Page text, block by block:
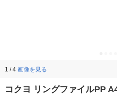
1 / 4 画像を見る
コクヨ リングファイルPP